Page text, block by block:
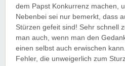
dem Papst Konkurrenz machen,
Nebenbei sei nur bemerkt, dass
Stürzen gefeit sind! Sehr schnell
man auch, wenn man den
einen selbst auch erwischen
Fehler, die unweigerlich zum